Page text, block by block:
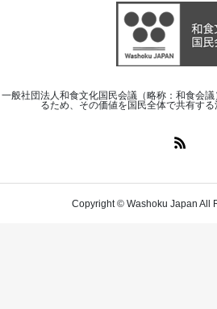
一般社団法人和食文化国民会議（略称：和食会
るため、その価値を国民全体で共有する
Copyright © Washoku Japan All